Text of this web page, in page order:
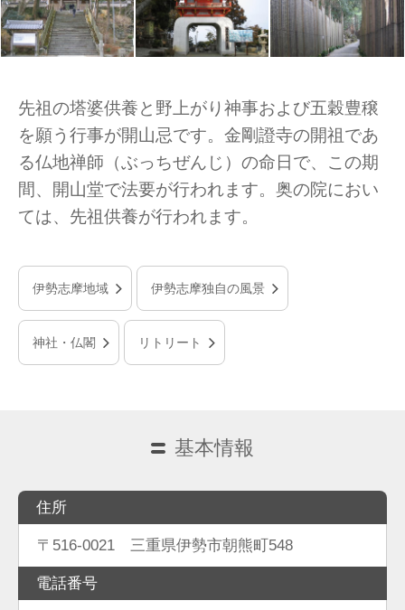
先祖の塔婆供養と野上がり神事および五穀豊穣
を願う行事が開山忌です。金剛證寺の開祖であ
る仏地禅師（ぶっちぜんじ）の命日で、この期
間、開山堂で法要が行われます。奥の院におい
ては、先祖供養が行われます。
伊勢志摩地域 伊勢志摩独自の風景
神社・仏閣 リトリート
基本情報
住所
〒516-0021 三重県伊勢市朝熊町548
電話番号